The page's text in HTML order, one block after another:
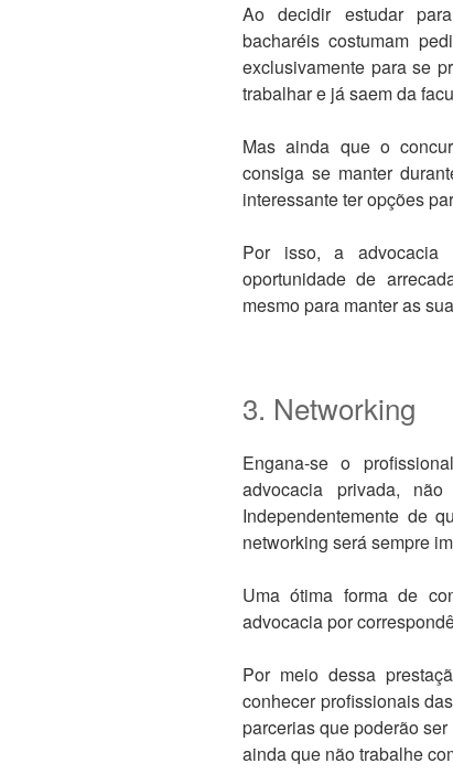
Ao decidir estudar
bacharéis costumam
exclusivamente para se
trabalhar e já saem da
Mas ainda que o
consiga se manter
interessante ter opções
Por isso, a advocacia
oportunidade de
mesmo para manter as
3. Networking
Engana-se o
advocacia privada,
Independentemente de
networking será sempre
Uma ótima forma de
advocacia por
Por meio dessa
conhecer profissionais
parcerias que poderão
ainda que não trabalhe